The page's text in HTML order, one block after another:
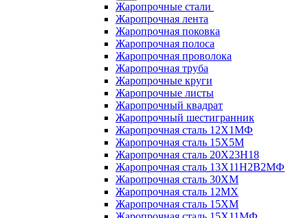
Жаропрочные стали
Жаропрочная лента
Жаропрочная поковка
Жаропрочная полоса
Жаропрочная проволока
Жаропрочная труба
Жаропрочные круги
Жаропрочные листы
Жаропрочный квадрат
Жаропрочный шестигранник
Жаропрочная сталь 12Х1МФ
Жаропрочная сталь 15Х5М
Жаропрочная сталь 20Х23Н18
Жаропрочная сталь 13Х11Н2В2МФ
Жаропрочная сталь 30ХМ
Жаропрочная сталь 12МХ
Жаропрочная сталь 15ХМ